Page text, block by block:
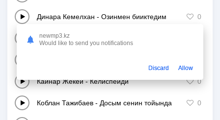
Динара Кемелхан - Озинмен бииктедим 0
Аскар & Асанали Кошеровтер
Кайнар Жекей -Келиспейди 0
Коблан Тажибаев - Досым сенин тойында 0
newmp3.kz
Would like to send you notifications
Discard Allow